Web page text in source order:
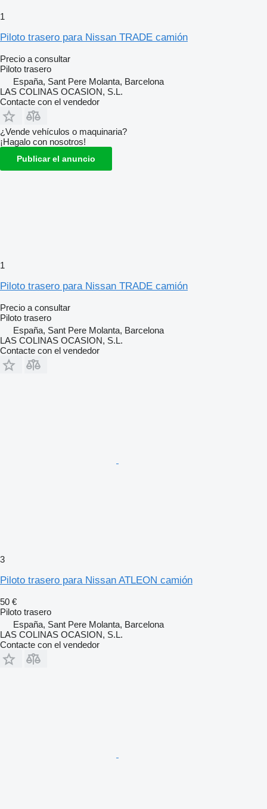
1
Piloto trasero para Nissan TRADE camión
Precio a consultar
Piloto trasero
España, Sant Pere Molanta, Barcelona
LAS COLINAS OCASION, S.L.
Contacte con el vendedor
¿Vende vehículos o maquinaria?
¡Hagalo con nosotros!
Publicar el anuncio
1
Piloto trasero para Nissan TRADE camión
Precio a consultar
Piloto trasero
España, Sant Pere Molanta, Barcelona
LAS COLINAS OCASION, S.L.
Contacte con el vendedor
3
Piloto trasero para Nissan ATLEON camión
50 €
Piloto trasero
España, Sant Pere Molanta, Barcelona
LAS COLINAS OCASION, S.L.
Contacte con el vendedor